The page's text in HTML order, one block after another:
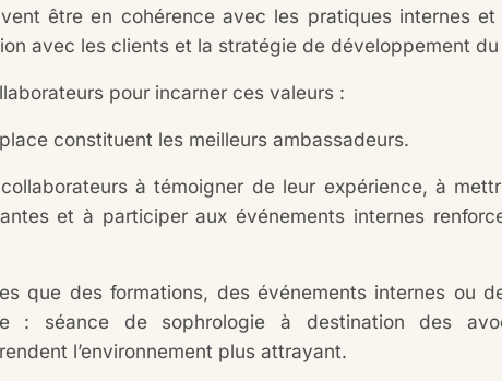
être en cohérence avec les pratiques internes
avec les clients et la stratégie de développement
pour incarner ces valeurs :
constituent les meilleurs ambassadeurs.
à témoigner de leur expérience, à
et à participer aux événements internes
que des formations, des événements internes ou
: séance de sophrologie à destination des
l’environnement plus attrayant.